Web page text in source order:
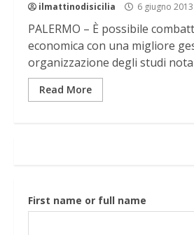
ilmattinodisicilia 6 giugno 2013
PALERMO – È possibile
economica con una migliore
organizzazione degli studi
Read More
First name or full name